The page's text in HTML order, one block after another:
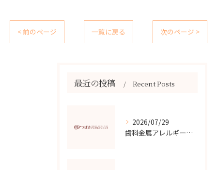
< 前のページ 一覧に戻る 次のページ >
最近の投稿 Recent Posts
2026/07/29
歯科金属アレルギーの原因と対策